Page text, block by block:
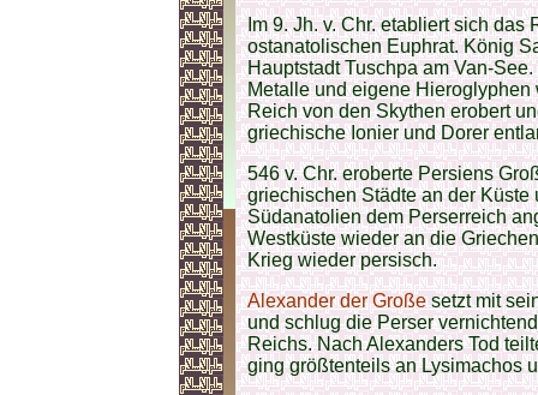
Im 9. Jh. v. Chr. etabliert sich das
ostanatolischen Euphrat. König
Hauptstadt Tuschpa am Van-
Metalle und eigene Hieroglyphen
Reich von den Skythen erobert
griechische Ionier und Dorer
546 v. Chr. eroberte Persiens
griechischen Städte an der Küste
Südanatolien dem Perserreich
Westküste wieder an die
Krieg wieder persisch.
Alexander der Großesetzt mit
und schlug die Perser
Reichs. Nach Alexanders Tod
ging größtenteils an Lysimachos